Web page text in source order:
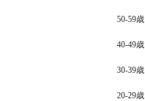
50-59歳
40-49歳
30-39歳
20-29歳